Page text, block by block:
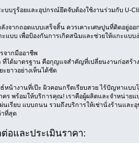
บบรูร้อยและอุปกรณ์ยึดจับต้องใช้งานร่วมกับ U-
งจากถอดแบบเสร็จสิ้น ควรเคาะเศษปูนที่ติดอยู่
แบบ เพื่อป้องกันการเกิดสนิมและช่วยให้แกะแบบ
จากมืออาชีพ
ที่ได้มาตรฐาน คือกุญแจสำคัญที่เปลี่ยนงานก่อสร้าง
ยาวอย่างเห็นได้ชัด
น้างานที่เป๊ะ ผิวคอนกรีตเรียบสวย ไร้ปัญหาแบ
ร พร้อมให้บริการคุณ! เราคือผู้ผลิตและจำหน่ายแ
นเรียบ แบบถนน รวมถึงบริการให้เช่านั่งร้านและ
าที่สุด
อและประเมินราคา: